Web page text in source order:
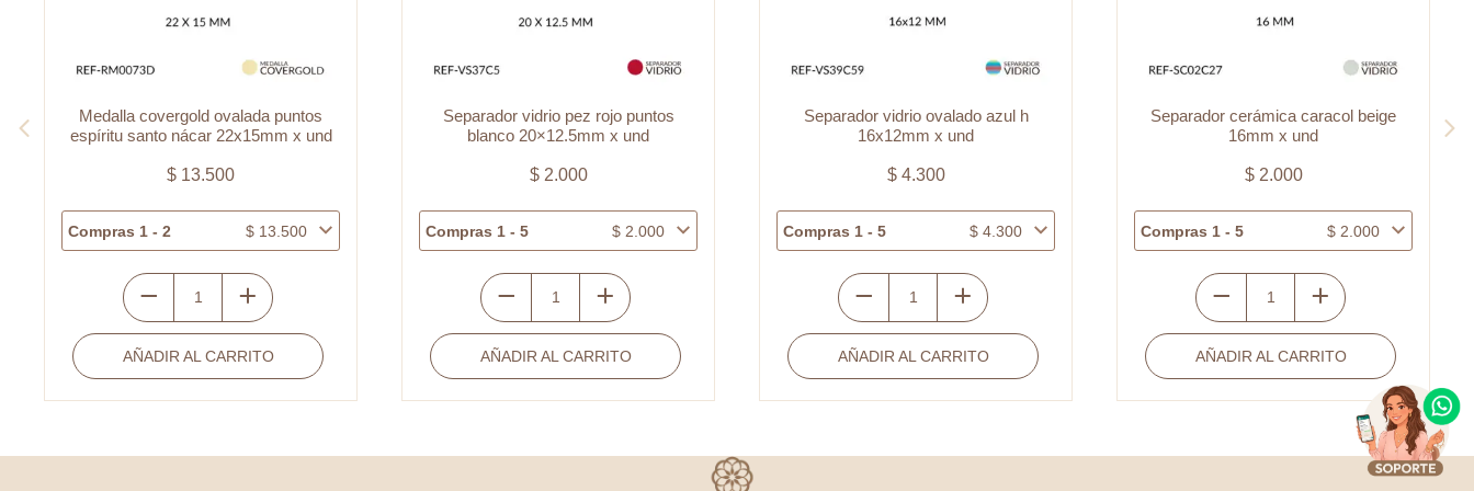
Medalla covergold ovalada puntos
espíritu santo nácar 22x15mm x und
$ 13.500
Compras 1 - 2 $ 13.500
Medalla
covergold
ovalada
AÑADIR AL CARRITO
Separador vidrio pez rojo puntos
blanco 20×12.5mm x und
$2.000
Compras 1 - 5 $ 2.000
Separador
vidrio
pez
AÑADIR AL CARRITO
Separador vidrio ovalado azul h
16x12mm x und
$4.300
Compras 1 - 5 $ 4.300
Separador
vidrio
ovalado
AÑADIR AL CARRITO
Separador cerámica caracol beige
16mm x und
$2.000
Compras 1 - 5 $ 2.000
Separador
cerámica
caracol
AÑADIR AL CARRITO